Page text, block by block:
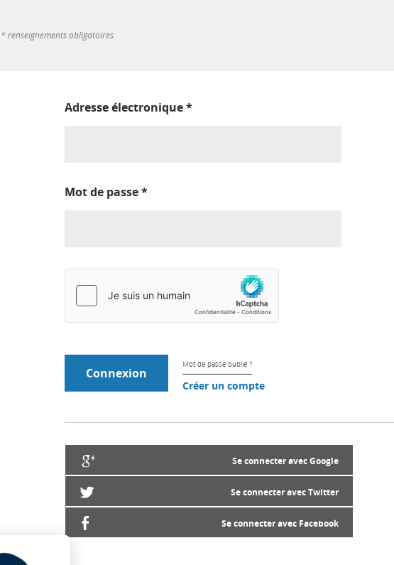
* renseignements obligatoires
Adresse électronique*
Mot de passe*
Mot de passe oublié ?
Créer un compte
Se connecter avec Google
Se connecter avec Twitter
Se connecter avec Facebook